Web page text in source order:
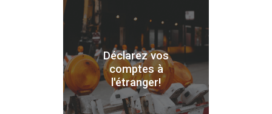
Déclarez vos
comptes à
l'étranger!